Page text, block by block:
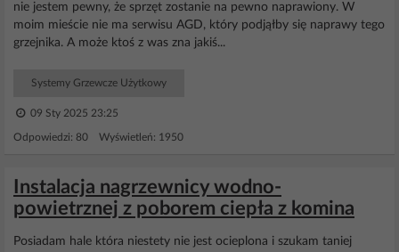
nie jestem pewny, że sprzęt zostanie na pewno naprawiony. W
moim mieście nie ma serwisu AGD, który podjąłby się naprawy tego
grzejnika. A może ktoś z was zna jakiś...
Systemy Grzewcze Użytkowy
09 Sty 2025 23:25
Odpowiedzi: 80 Wyświetleń: 1950
Instalacja nagrzewnicy wodno-
powietrznej z poborem ciepła z komina
Posiadam hale która niestety nie jest ocieplona i szukam taniej